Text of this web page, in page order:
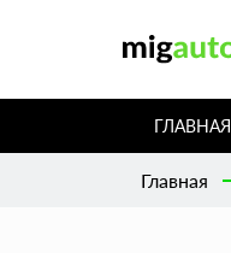
ГЛАВНАЯ
Главная